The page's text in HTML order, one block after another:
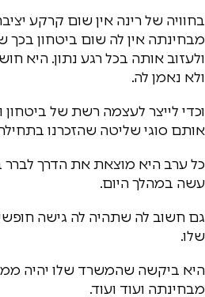
בחוויה של רינה אין שום קרקע
מבחינתה אין לה שום ביטחון בכך
ולעזוב אותה בכל רגע נתון. היא
ולא נאמן לה.
וכדי לייצר לעצמה רשת של ביטחון
אותם סוגי שליטה שהזכרנו
כל ערב היא מוצאת את הדרך לברר
עשה במהלך היום.
גם חשוב לה שתהיה לה גישה
שלו.
היא ביקשה שהמשרד שלו יהיה
מבחינתה ועוד ועוד.